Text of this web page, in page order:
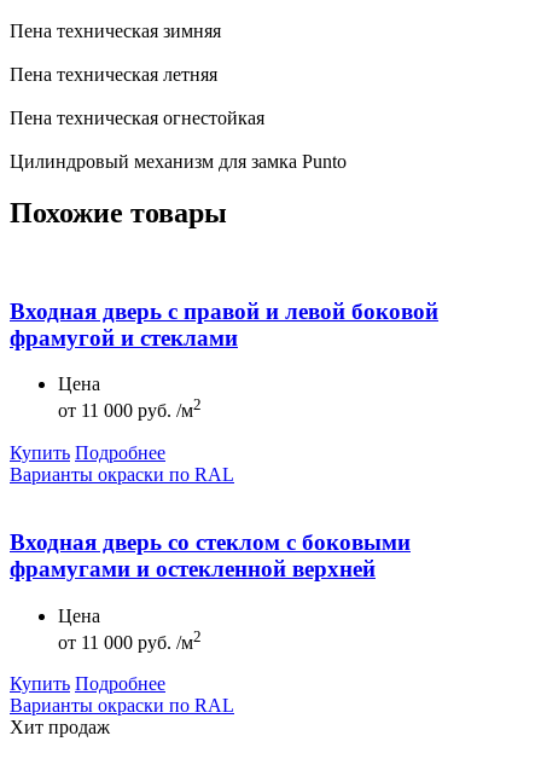
Пена техническая зимняя
Пена техническая летняя
Пена техническая огнестойкая
Цилиндровый механизм для замка Punto
Похожие товары
Входная дверь с правой и левой боковой
фрамугой и стеклами
Цена
от 11 000 руб. /м2
Купить Подробнее
Варианты окраски по RAL
Входная дверь со стеклом с боковыми
фрамугами и остекленной верхней
Цена
от 11 000 руб. /м2
Купить Подробнее
Варианты окраски по RAL
Хит продаж